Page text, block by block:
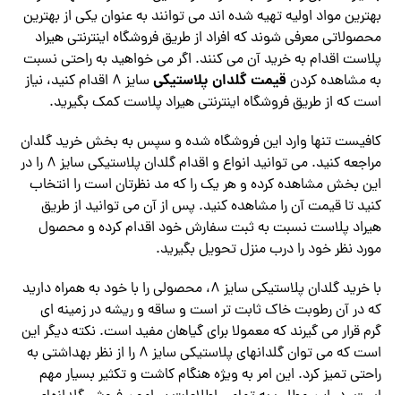
بهترین مواد اولیه تهیه شده اند می توانند به عنوان یکی از بهترین
محصولاتی معرفی شوند که افراد از طریق فروشگاه اینترنتی هیراد
پلاست اقدام به خرید آن می کنند. اگر می خواهید به راحتی نسبت
به مشاهده کردن قیمت گلدان پلاستیکی
سایز 8 اقدام کنید، نیاز
است که از طریق فروشگاه اینترنتی هیراد پلاست کمک بگیرید.
کافیست تنها وارد این فروشگاه شده و سپس به بخش خرید گلدان
مراجعه کنید. می توانید انواع و اقدام گلدان پلاستیکی سایز 8 را در
این بخش مشاهده کرده و هر یک را که مد نظرتان است را انتخاب
کنید تا قیمت آن را مشاهده کنید. پس از آن می توانید از طریق
هیراد پلاست نسبت به ثبت سفارش خود اقدام کرده و محصول
مورد نظر خود را درب منزل تحویل بگیرید.
با خرید گلدان پلاستیکی سایز 8، محصولی را با خود به همراه دارید
که در آن رطوبت خاک ثابت تر است و ساقه و ریشه در زمینه ای
گرم قرار می گیرند که معمولا برای گیاهان مفید است. نکته دیگر این
است که می توان گلدانهای پلاستیکی سایز 8 را از نظر بهداشتی به
راحتی تمیز کرد. این امر به ویژه هنگام کاشت و تکثیر بسیار مهم